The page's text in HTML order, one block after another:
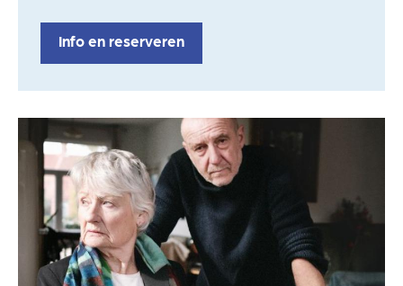
Info en reserveren